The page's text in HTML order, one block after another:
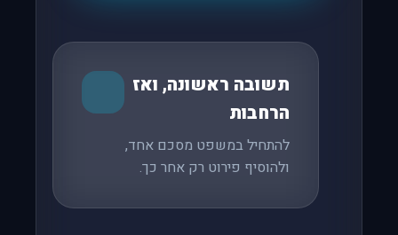
תשובה ראשונה, ואז
הרחבות
להתחיל במשפט מסכם אחד,
ולהוסיף פירוט רק אחר כך.